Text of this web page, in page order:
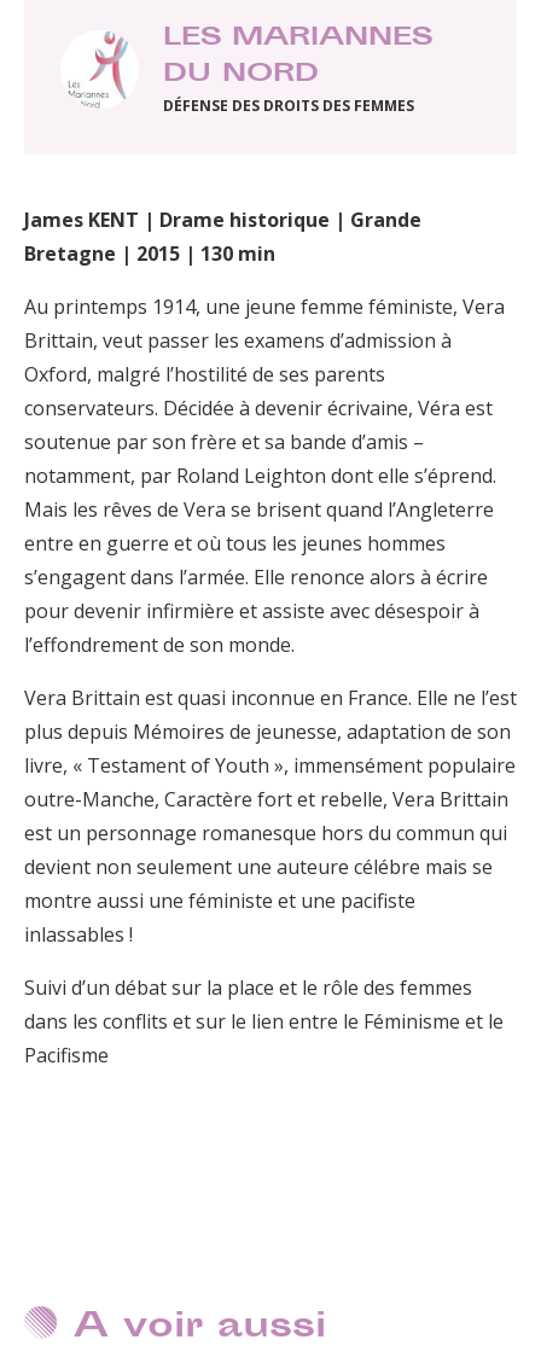
LES MARIANNES
DU NORD
DÉFENSE DES DROITS DES FEMMES
James KENT | Drame historique | Grande
Bretagne | 2015 | 130 min
Au printemps 1914, une jeune femme féministe, Vera
Brittain, veut passer les examens d’admission à
Oxford, malgré l’hostilité de ses parents
conservateurs. Décidée à devenir écrivaine, Véra est
soutenue par son frère et sa bande d’amis –
notamment, par Roland Leighton dont elle s’éprend.
Mais les rêves de Vera se brisent quand l’Angleterre
entre en guerre et où tous les jeunes hommes
s’engagent dans l’armée. Elle renonce alors à écrire
pour devenir infirmière et assiste avec désespoir à
l’effondrement de son monde.
Vera Brittain est quasi inconnue en France. Elle ne l’est
plus depuis Mémoires de jeunesse, adaptation de son
livre, « Testament of Youth », immensément populaire
outre-Manche, Caractère fort et rebelle, Vera Brittain
est un personnage romanesque hors du commun qui
devient non seulement une auteure célébre mais se
montre aussi une féministe et une pacifiste
inlassables !
Suivi d’un débat sur la place et le rôle des femmes
dans les conflits et sur le lien entre le Féminisme et le
Pacifisme
A voir aussi